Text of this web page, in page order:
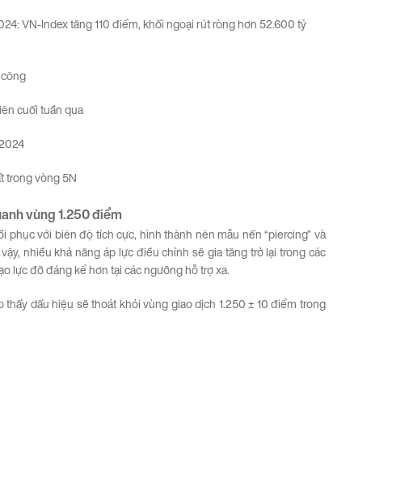
VN-Index tăng 110 điểm, khối ngoại rút ròng hơn 52.600 tỷ
cuối tuần qua
trong vòng 5N
vùng1.250điểm
với biên độ tích cực, hình thành nên mẫu nến “piercing” và
nhiều khả năng áp lực điều chỉnh sẽ gia tăng trở lại trong các
lực đỡ đáng kể hơn tại các ngưỡng hỗ trợ xa.
dấu hiệu sẽ thoát khỏi vùng giao dịch 1.250 ± 10 điểm trong